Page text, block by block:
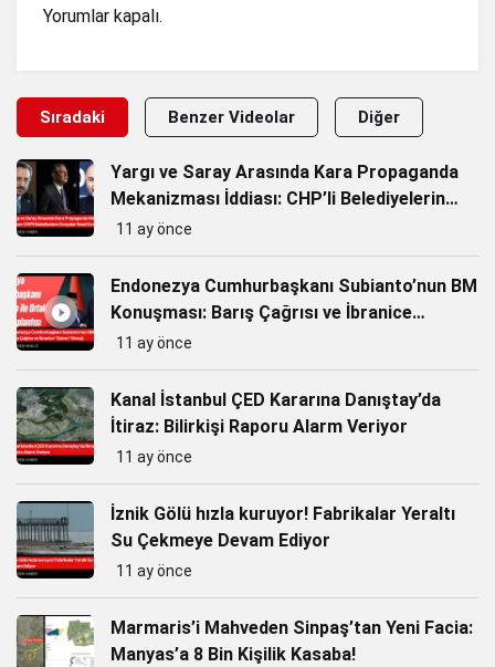
Yorumlar kapalı.
Sıradaki Benzer Videolar Diğer
Yargı ve Saray Arasında Kara Propaganda
Mekanizması İddiası: CHP’li Belediyelerin
Dosyaları Nasıl Sızdırılıyor?
11 ay önce
Endonezya Cumhurbaşkanı Subianto’nun BM
Konuşması: Barış Çağrısı ve İbranice
“Şalom” Mesajı
11 ay önce
Kanal İstanbul ÇED Kararına Danıştay’da
İtiraz: Bilirkişi Raporu Alarm Veriyor
11 ay önce
İznik Gölü hızla kuruyor! Fabrikalar Yeraltı
Su Çekmeye Devam Ediyor
11 ay önce
Marmaris’i Mahveden Sinpaş’tan Yeni Facia:
Manyas’a 8 Bin Kişilik Kasaba!